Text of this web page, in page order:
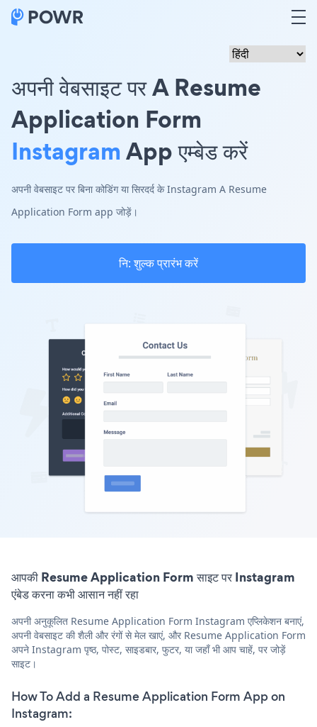
अपनी वेबसाइट पर A Resume
Application Form
InstagramApp एम्बेड करें
अपनी वेबसाइट पर बिना कोडिंग या सिरदर्द के Instagram A Resume
Application Form app जोड़ें।
नि: शुल्क प्रारंभ करें
आपकी Resume Application Form साइट पर Instagram
एंबेड करना कभी आसान नहीं रहा
अपनी अनुकूलित Resume Application Form Instagram एप्लिकेशन बनाएं,
अपनी वेबसाइट की शैली और रंगों से मेल खाएं, और Resume Application Form
अपने Instagram पृष्ठ, पोस्ट, साइडबार, फुटर, या जहाँ भी आप चाहें, पर जोड़ें
साइट।
How To Add a Resume Application Form App on
Instagram: